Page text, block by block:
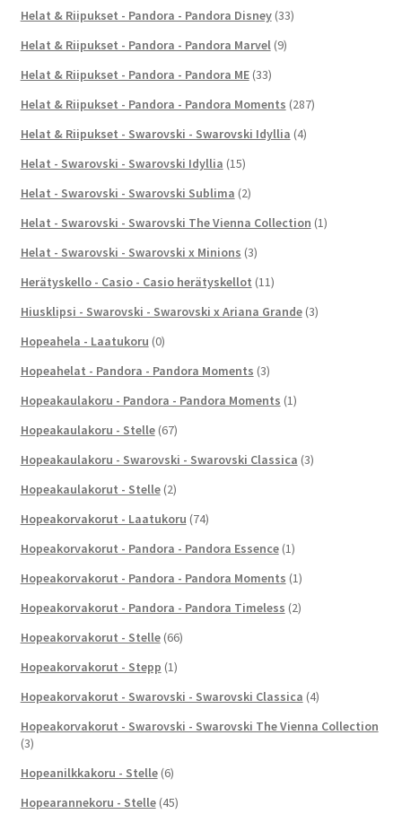
Helat & Riipukset - Pandora - Pandora Disney (33)
Helat & Riipukset - Pandora - Pandora Marvel (9)
Helat & Riipukset - Pandora - Pandora ME (33)
Helat & Riipukset - Pandora - Pandora Moments (287)
Helat & Riipukset - Swarovski - Swarovski Idyllia (4)
Helat - Swarovski - Swarovski Idyllia (15)
Helat - Swarovski - Swarovski Sublima (2)
Helat - Swarovski - Swarovski The Vienna Collection (1)
Helat - Swarovski - Swarovski x Minions (3)
Herätyskello - Casio - Casio herätyskellot (11)
Hiusklipsi - Swarovski - Swarovski x Ariana Grande (3)
Hopeahela - Laatukoru (0)
Hopeahelat - Pandora - Pandora Moments (3)
Hopeakaulakoru - Pandora - Pandora Moments (1)
Hopeakaulakoru - Stelle (67)
Hopeakaulakoru - Swarovski - Swarovski Classica (3)
Hopeakaulakorut - Stelle (2)
Hopeakorvakorut - Laatukoru (74)
Hopeakorvakorut - Pandora - Pandora Essence (1)
Hopeakorvakorut - Pandora - Pandora Moments (1)
Hopeakorvakorut - Pandora - Pandora Timeless (2)
Hopeakorvakorut - Stelle (66)
Hopeakorvakorut - Stepp (1)
Hopeakorvakorut - Swarovski - Swarovski Classica (4)
Hopeakorvakorut - Swarovski - Swarovski The Vienna Collection
(3)
Hopeanilkkakoru - Stelle (6)
Hopearannekoru - Stelle (45)